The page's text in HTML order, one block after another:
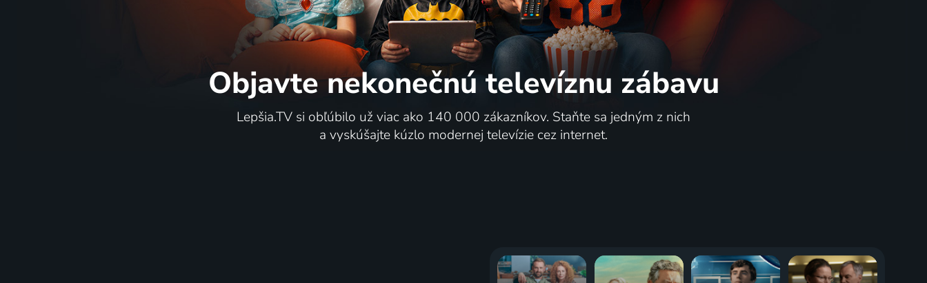
Objavte nekonečnú televíznu zábavu
Lepšia.TV si obľúbilo už viac ako 140 000 zákazníkov. Staňte sa jedným z nich
a vyskúšajte kúzlo modernej televízie cez internet.